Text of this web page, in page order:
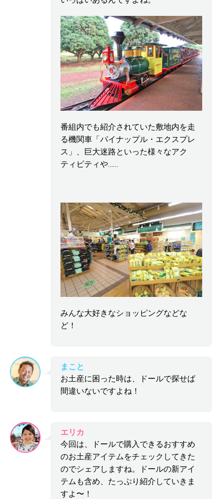
番組内でも紹介されていた敷地内を走
る機関車「パイナップル・エクスプレ
ス」、巨大迷路といった様々なアク
ティビティや……
みんな大好きなショッピングなどな
ど！
まこと
お土産に困った時は、ドールで探せば
間違いないですよね！
エリカ
今回は、ドールで購入できるおすすめ
のお土産アイテムをチェックしてきた
のでシェアしますね。ドールの新アイ
テムも含め、たっぷり紹介していきま
すよ〜！